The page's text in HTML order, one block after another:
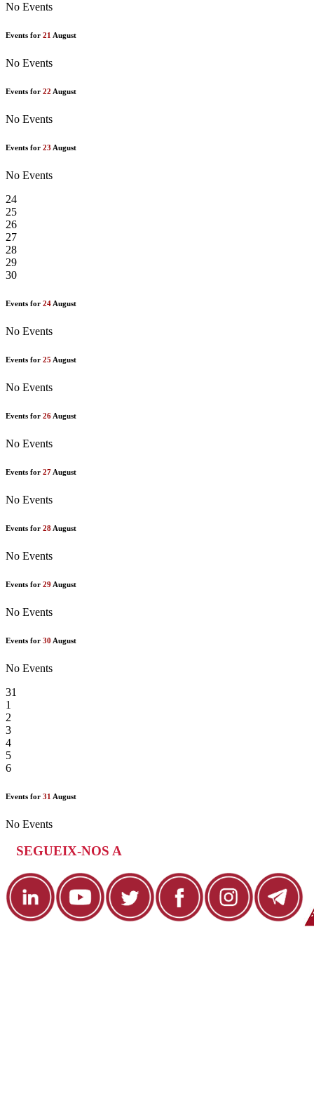
No Events
Events for 21 August
No Events
Events for 22 August
No Events
Events for 23 August
No Events
24
25
26
27
28
29
30
Events for 24 August
No Events
Events for 25 August
No Events
Events for 26 August
No Events
Events for 27 August
No Events
Events for 28 August
No Events
Events for 29 August
No Events
Events for 30 August
No Events
31
1
2
3
4
5
6
Events for 31 August
No Events
SEGUEIX-NOS A